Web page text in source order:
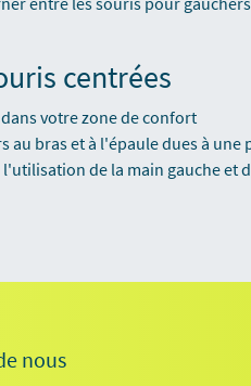
centrées
votre zone de confort
au bras et à l'épaule dues à une
de la main gauche et
nous